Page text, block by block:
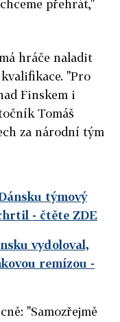
přehrát,"
hráče naladit
"Pro
Finskem i
Tomáš
za národní tým
týmový
- čtěte ZDE
vydoloval,
remízou -
"Samozřejmě